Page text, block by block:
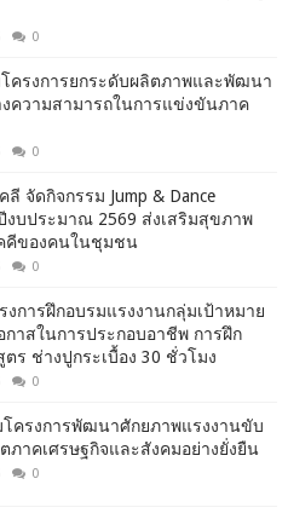
0
โครงการยกระดับผลิตภาพและพัฒนา
งความสามารถในการแข่งขันภาค
0
ลี จัดกิจกรรม Jump & Dance
งบประมาณ 2569 ส่งเสริมสุขภาพ
คีของคนในชุมชน
0
งการฝึกอบรมแรงงานกลุ่มเป้าหมาย
กาสในการประกอบอาชีพ การฝึก
ร ช่างปูกระเบื้อง 30 ชั่วโมง
0
โครงการพัฒนาศักยภาพแรงงานขับ
ภาคเศรษฐกิจและสังคมอย่างยั่งยืน
0